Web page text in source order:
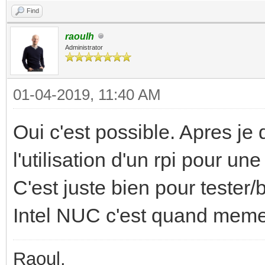
process: /usr/bin/
/tmp/
d33caa8afce4_lua_992
Jan 02 16:47:13
server.service: Main
code=dumped,
Jan 02 16:47:13
server.service: Unit
Jan 02 16:47:13
server.service:
Find
raoulh
Administrator
01-04-2019, 11:40 AM
Oui c'est possible. Apres je
l'utilisation d'un rpi pour
C'est juste bien pour
Intel NUC c'est quand
Raoul,